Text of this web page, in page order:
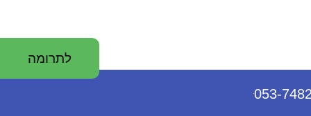
לתרומה
053-